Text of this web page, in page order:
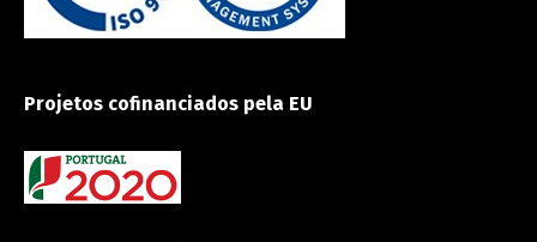
Projetos cofinanciados pela EU